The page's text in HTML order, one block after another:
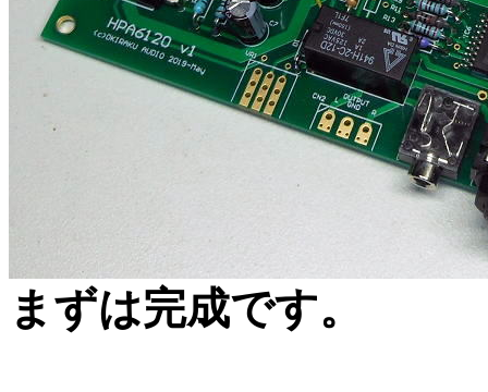
まずは完成です。